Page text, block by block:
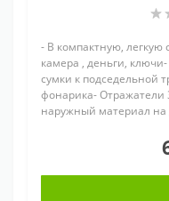
- В компактную,
камера , деньги,
сумки к подседельной
фонарика-
наружный материал